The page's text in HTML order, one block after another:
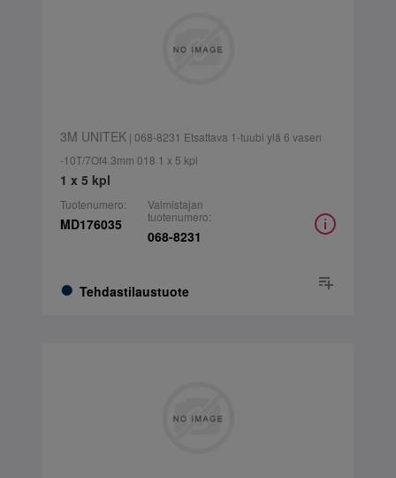
3M UNITEK| 068-8231 Etsattava 1-tuubi ylä 6 vasen
-10T/7Of4.3mm 018 1 x 5 kpl
1 x 5 kpl
Tuotenumero:
MD176035
Tehdastilaustuote
Valmistajan
tuotenumero:
068-8231